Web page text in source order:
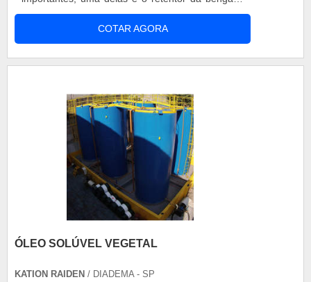
que realiza a vedação. A função do retentor
bengala tornado é importante para evitar
problemas decorrentes do vazamento de óleo no
COTAR AGORA
ÓLEO SOLÚVEL VEGETAL
KATION RAIDEN / DIADEMA - SP